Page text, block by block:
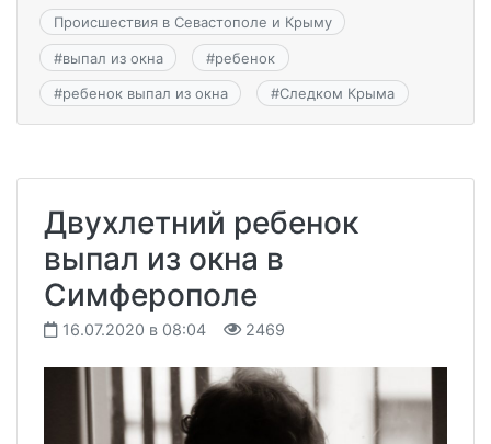
Происшествия в Севастополе и Крыму
#выпал из окна #ребенок
#ребенок выпал из окна #Следком Крыма
Двухлетний ребенок
выпал из окна в
Симферополе
16.07.2020 в 08:04 2469